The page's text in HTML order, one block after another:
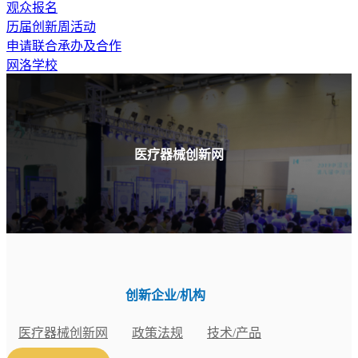
观众报名
历届创新周活动
申请联合承办及合作
网洛学校
医疗器械创新网
创新企业/机构
医疗器械创新网 政策法规 技术/产品